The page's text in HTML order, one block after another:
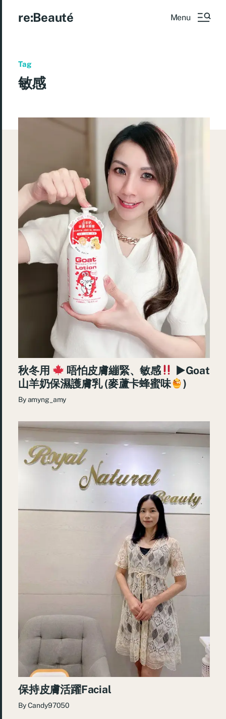
re:Beauté Menu
Tag
敏感
秋冬用 唔怕皮膚繃緊、敏感
►Goat
山羊奶保濕護膚乳 (麥蘆卡蜂蜜味
)
Byamyng_amy
保持皮膚活躍Facial
ByCandy97050